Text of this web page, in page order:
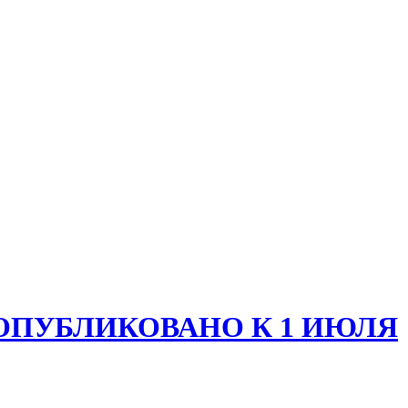
К 1 ИЮЛЯ